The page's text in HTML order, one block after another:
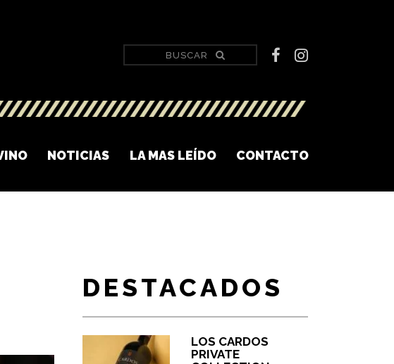
NOTICIAS LA MAS LEÍDO CONTACTO
DESTACADOS
LOS CARDOS
PRIVATE